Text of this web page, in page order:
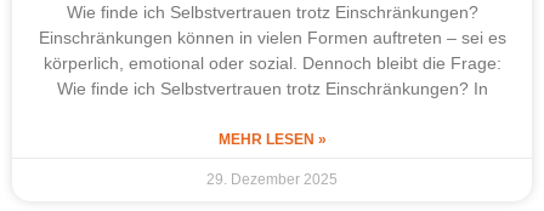
Wie finde ich Selbstvertrauen trotz Einschränkungen?
Einschränkungen können in vielen Formen auftreten – sei es
körperlich, emotional oder sozial. Dennoch bleibt die Frage:
Wie finde ich Selbstvertrauen trotz Einschränkungen? In
MEHR LESEN »
29. Dezember 2025